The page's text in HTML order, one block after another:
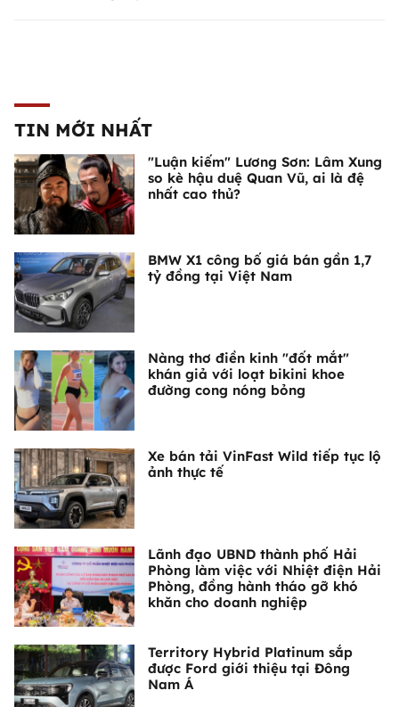
TIN MỚI NHẤT
"Luận kiếm" Lương Sơn: Lâm Xung
so kè hậu duệ Quan Vũ, ai là đệ
nhất cao thủ?
BMW X1 công bố giá bán gần 1,7
tỷ đồng tại Việt Nam
Nàng thơ điền kinh "đốt mắt"
khán giả với loạt bikini khoe
đường cong nóng bỏng
Xe bán tải VinFast Wild tiếp tục lộ
ảnh thực tế
Lãnh đạo UBND thành phố Hải
Phòng làm việc với Nhiệt điện Hải
Phòng, đồng hành tháo gỡ khó
khăn cho doanh nghiệp
Territory Hybrid Platinum sắp
được Ford giới thiệu tại Đông
Nam Á